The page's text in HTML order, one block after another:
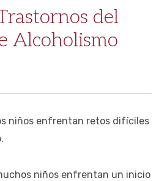
del
Alcoholismo
niños enfrentan retos difíciles
niños enfrentan un inicio